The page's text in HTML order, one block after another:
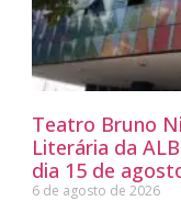
Teatro Bruno
Literária da
dia 15 de
6 de agosto de 2026